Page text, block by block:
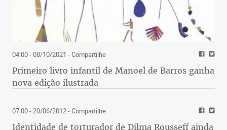
04:00 - 08/10/2021 - Compartilhe
Primeiro livro infantil de Manoel de Barros ganha
nova edição ilustrada
07:00 - 20/06/2012- Compartilhe
Identidade de torturador de Dilma Rousseff ainda